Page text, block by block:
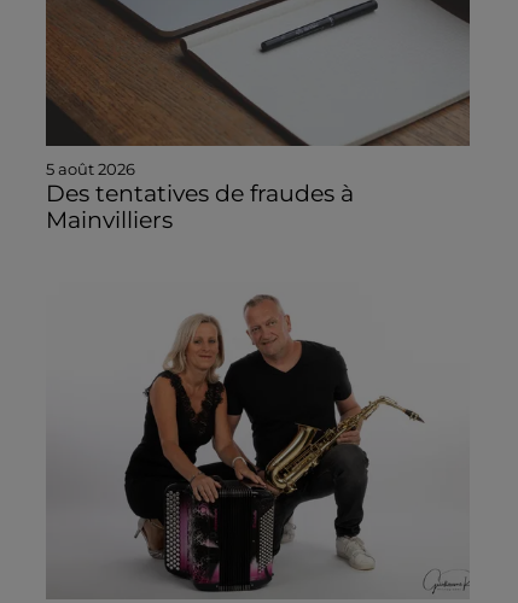
5 août 2026
Des tentatives de fraudes à
Mainvilliers